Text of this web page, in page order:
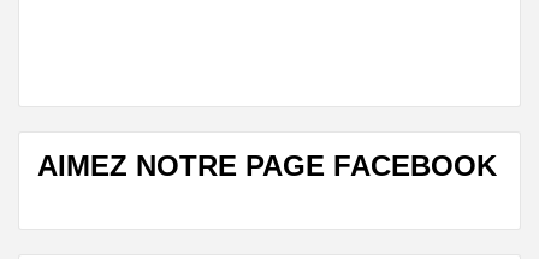
AIMEZ NOTRE PAGE FACEBOOK